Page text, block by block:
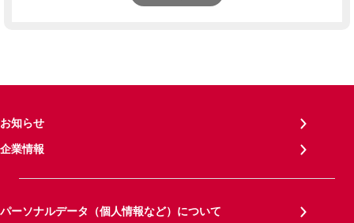
お知らせ
企業情報
パーソナルデータ（個人情報など）について